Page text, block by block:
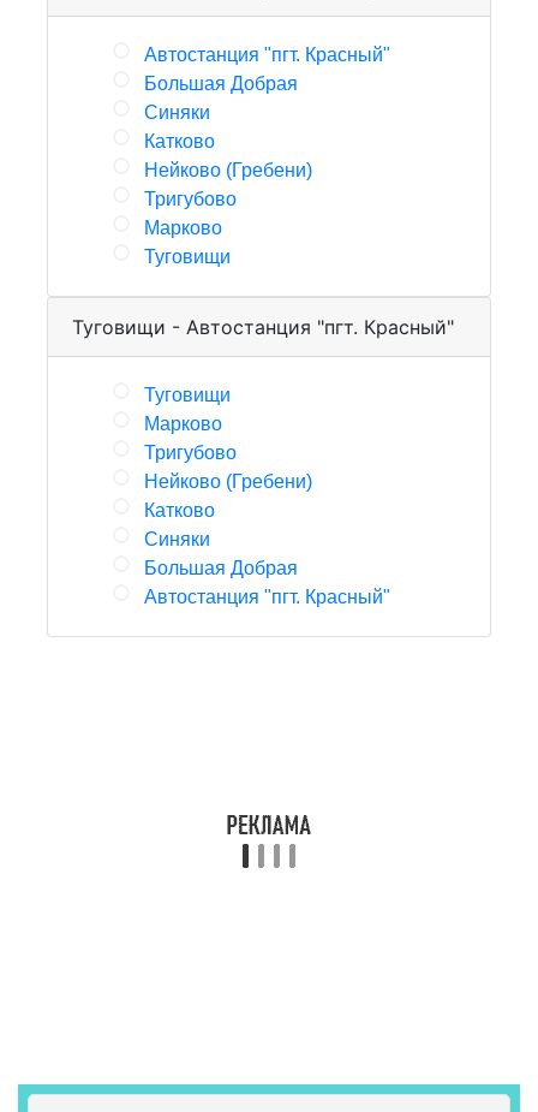
Автостанция "пгт. Красный"
Большая Добрая
Синяки
Катково
Нейково (Гребени)
Тригубово
Марково
Туговищи
Туговищи - Автостанция "пгт. Красный"
Туговищи
Марково
Тригубово
Нейково (Гребени)
Катково
Синяки
Большая Добрая
Автостанция "пгт. Красный"